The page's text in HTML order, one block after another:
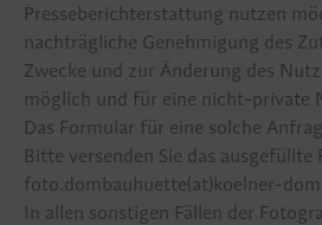
Presseberichterstattung nutzen
nachträgliche Genehmigung des
Zwecke und zur Änderung des
möglich und für eine nicht-private
Das Formular für eine solche
Bitte versenden Sie das ausgefüllte
foto.dombauhuette(at)koelner-
In allen sonstigen Fällen der